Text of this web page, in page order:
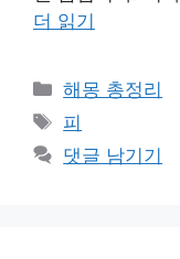
더 읽기
카
테
리
해몽 총정리
태
그
피
댓글 남기기